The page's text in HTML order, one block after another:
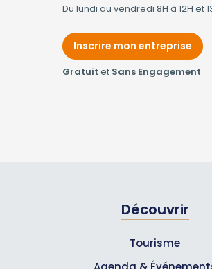
Du lundi au vendredi 8H à 12H et
Inscrire mon entreprise
Gratuit et Sans Engagement
Découvrir
Tourisme